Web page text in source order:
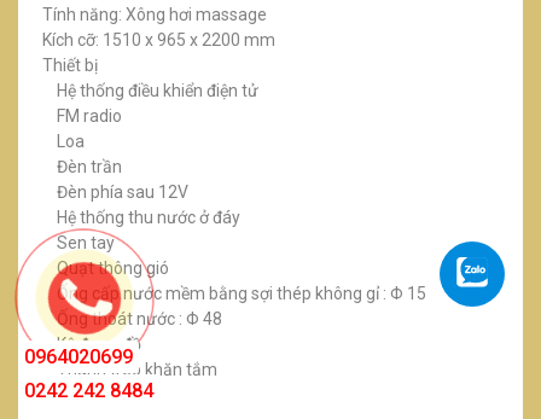
Tính năng: Xông hơi massage
Kích cỡ: 1510 x 965 x 2200 mm
Thiết bị
Hệ thống điều khiển điện tử
FM radio
Loa
Đèn trần
Đèn phía sau 12V
Hệ thống thu nước ở đáy
Sen tay
Quạt thông gió
Ống cấp nước mềm bằng sợi thép không gỉ : Φ 15
Ống thoát nước : Φ 48
Kệ đựng đồ
Thanh treo khăn tắm
0964020699
0242 242 8484